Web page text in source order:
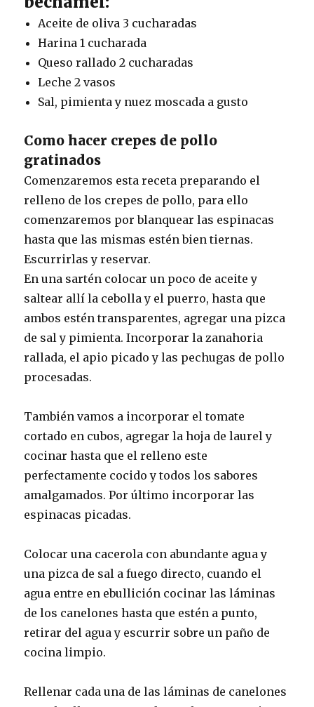
Aceite de oliva 3 cucharadas
Harina 1 cucharada
Queso rallado 2 cucharadas
Leche 2 vasos
Sal, pimienta y nuez moscada a gusto
Como hacer crepes de pollo
gratinados
Comenzaremos esta receta preparando el
relleno de los crepes de pollo, para ello
comenzaremos por blanquear las espinacas
hasta que las mismas estén bien tiernas.
Escurrirlas y reservar.
En una sartén colocar un poco de aceite y
saltear allí la cebolla y el puerro, hasta que
ambos estén transparentes, agregar una pizca
de sal y pimienta. Incorporar la zanahoria
rallada, el apio picado y las pechugas de pollo
procesadas.
También vamos a incorporar el tomate
cortado en cubos, agregar la hoja de laurel y
cocinar hasta que el relleno este
perfectamente cocido y todos los sabores
amalgamados. Por último incorporar las
espinacas picadas.
Colocar una cacerola con abundante agua y
una pizca de sal a fuego directo, cuando el
agua entre en ebullición cocinar las láminas
de los canelones hasta que estén a punto,
retirar del agua y escurrir sobre un paño de
cocina limpio.
Rellenar cada una de las láminas de canelones